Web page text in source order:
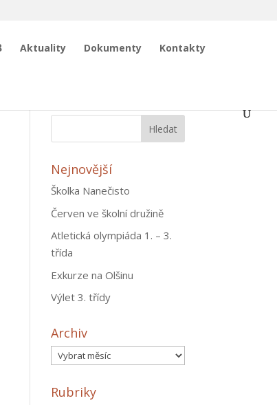
Aktuality Dokumenty Kontakty
Nejnovější
Školka Nanečisto
Červen ve školní družině
Atletická olympiáda 1. – 3.
třída
Exkurze na Olšinu
Výlet 3. třídy
Archiv
Archiv
Rubriky